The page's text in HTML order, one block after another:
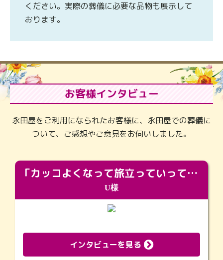
ください。実際の葬儀に必要な品物も展示して
おります。
お客様インタビュー
永田屋をご利用になられたお客様に、永田屋での葬儀に
ついて、ご感想やご意見をお伺いしました。
「カッコよくなって旅立っていってくれました（笑）もっとカッコいいって言ってあげればよかったな」
U様
インタビューを見る